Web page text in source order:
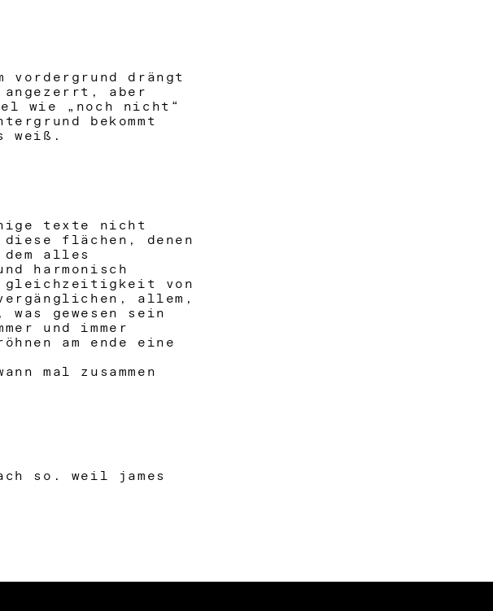
drängt
aber
wie „noch nicht“
bekommt
weiß.
texte nicht
flächen, denen
alles
harmonisch
gleichzeitigkeit von
allem,
gewesen sein
und immer
am ende eine
mal zusammen
so. weil james